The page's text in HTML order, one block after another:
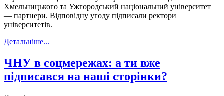
Хмельницького та Ужгородський національний університет
— партнери. Відповідну угоду підписали ректори
університетів.
Детальніше...
ЧНУ в соцмережах: а ти вже
підписався на наші сторінки?